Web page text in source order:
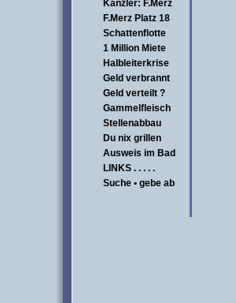
Kanzler: F.Merz
F.Merz Platz 18
Schattenflotte
1 Million Miete
Halbleiterkrise
Geld verbrannt
Geld verteilt ?
Gammelfleisch
Stellenabbau
Du nix grillen
Ausweis im Bad
LINKS . . . . .
Suche • gebe ab